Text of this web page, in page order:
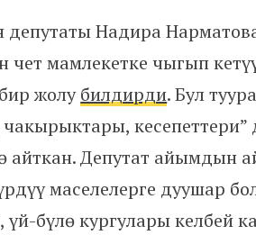
депутаты Надира
мамлекетке чыгып
жолубилдирди. Бул
айткан. Депутат айымдын
маселелерге дуушар
үй-бүлө кургулары келбей